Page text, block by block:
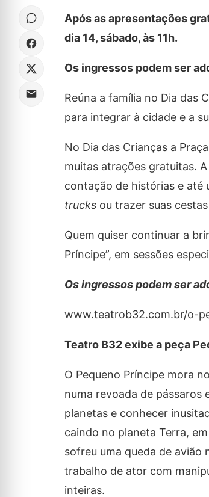
Após as apresentações
dia 14, sábado, às 11h.
Os ingressos podem ser
Reúna a família no Dia das
para integrar à cidade e a
No Dia das Crianças a
muitas atrações gratuitas.
contação de histórias e até
trucksou trazer suas
Quem quiser continuar a
Príncipe”, em sessões
Os ingressos podem ser
www.teatrob32.com.br/o-
Teatro B32 exibe a peça
O Pequeno Príncipe mora
numa revoada de pássaros
planetas e conhecer
caindo no planeta Terra,
sofreu uma queda de avião
trabalho de ator com
inteiras.